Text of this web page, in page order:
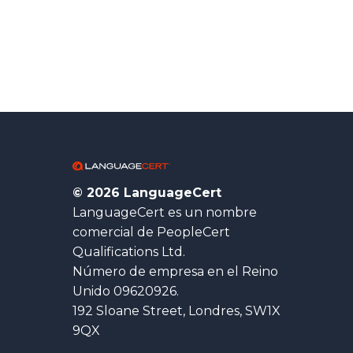
© 2026 LanguageCert
LanguageCert es un nombre
comercial de PeopleCert
Qualifications Ltd.
Número de empresa en el Reino
Unido 09620926.
192 Sloane Street, Londres, SW1X
9QX